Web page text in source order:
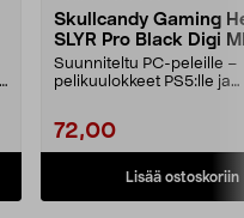
Skullcandy Gaming
SLYR Pro Black Digi
Pelikuulokkeet
Suunniteltu PC-peleille –
pelikuulokkeet PS5:lle ja
72,00
Lisää ostoskoriin